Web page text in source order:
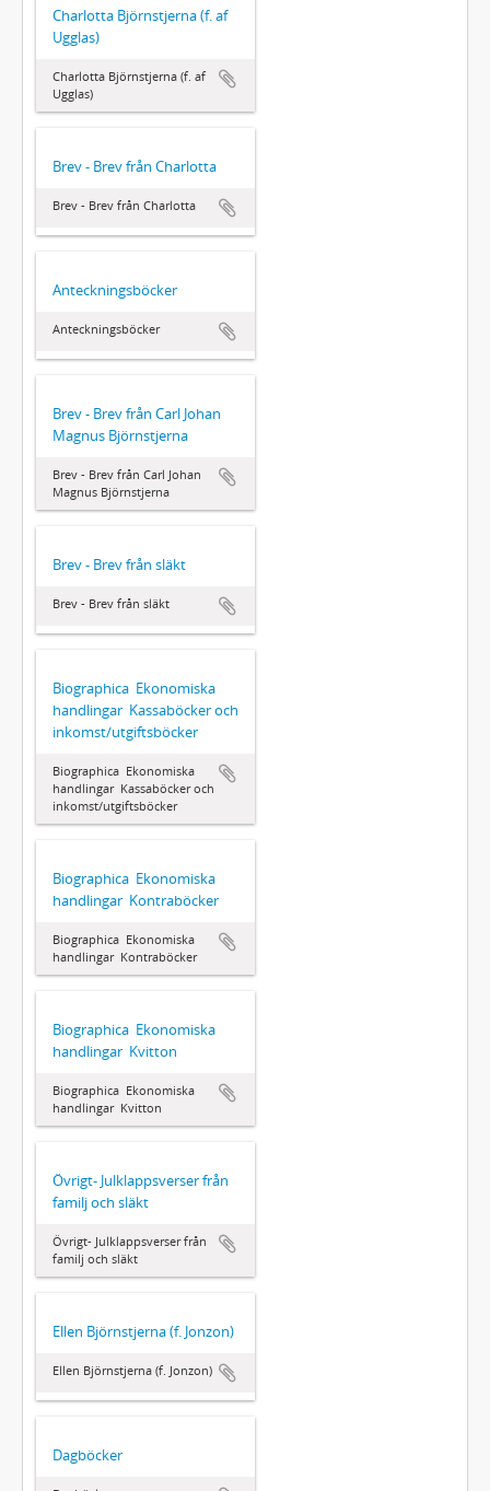
Charlotta Björnstjerna (f. af
Ugglas)
Charlotta Björnstjerna (f. af
Ugglas)
Brev - Brev från Charlotta
Brev - Brev från Charlotta
Anteckningsböcker
Anteckningsböcker
Brev - Brev från Carl Johan
Magnus Björnstjerna
Brev - Brev från Carl Johan
Magnus Björnstjerna
Brev - Brev från släkt
Brev - Brev från släkt
Biographica  Ekonomiska
handlingar  Kassaböcker och
inkomst/utgiftsböcker
Biographica  Ekonomiska
handlingar  Kassaböcker och
inkomst/utgiftsböcker
Biographica  Ekonomiska
handlingar  Kontraböcker
Biographica  Ekonomiska
handlingar  Kontraböcker
Biographica  Ekonomiska
handlingar  Kvitton
Biographica  Ekonomiska
handlingar  Kvitton
Övrigt- Julklappsverser från
familj och släkt
Övrigt- Julklappsverser från
familj och släkt
Ellen Björnstjerna (f. Jonzon)
Ellen Björnstjerna (f. Jonzon)
Dagböcker